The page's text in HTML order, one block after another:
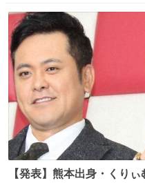
ト
数
数
【発表】熊本出身・くり